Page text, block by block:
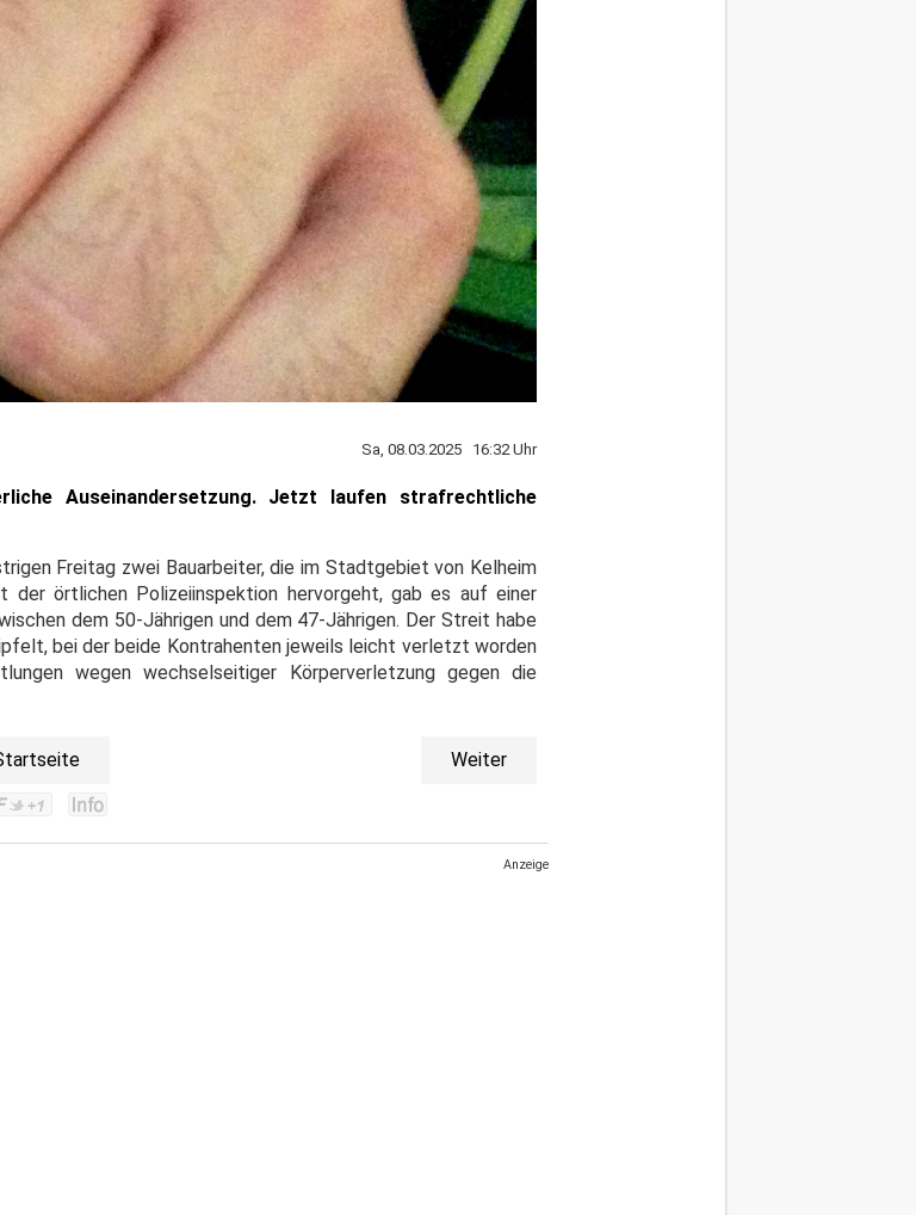
Sa, 08.03.2025 16:32 Uhr
Auseinandersetzung. Jetzt laufen strafrechtliche
Freitag zwei Bauarbeiter, die im Stadtgebiet von Kelheim
der örtlichen Polizeiinspektion hervorgeht, gab es auf einer
dem 50-Jährigen und dem 47-Jährigen. Der Streit habe
bei der beide Kontrahenten jeweils leicht verletzt worden
wegen wechselseitiger Körperverletzung gegen die
Weiter
Anzeige